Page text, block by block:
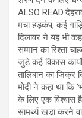
ALSO
मचा हड़कंप, कई
दिलावर ने यह भी
सम्मान का रिश्ता
जुड़े कई विकास
तालिबान का जिक्र
मोदी ने कहा ‍था कि
के लिए एक विश्वास
सामर्थ्य खड़ा करने